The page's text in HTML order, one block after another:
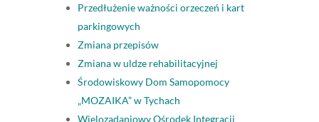
Przedłużenie ważności orzeczeń i kart
parkingowych
Zmiana przepisów
Zmiana w uldze rehabilitacyjnej
Środowiskowy Dom Samopomocy
„MOZAIKA” w Tychach
Wielozadaniowy Ośrodek Integracji